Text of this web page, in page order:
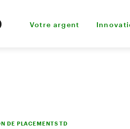
Votre argent
DE PLACEMENTS TD